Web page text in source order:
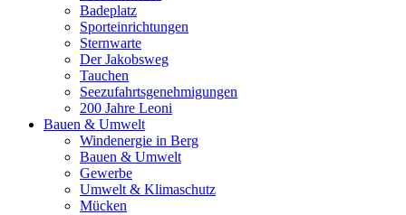
Badeplatz
Sporteinrichtungen
Sternwarte
Der Jakobsweg
Tauchen
Seezufahrtsgenehmigungen
200 Jahre Leoni
Bauen & Umwelt
Windenergie in Berg
Bauen & Umwelt
Gewerbe
Umwelt & Klimaschutz
Mücken